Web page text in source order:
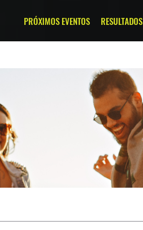
PRÓXIMOS EVENTOS RESULTADOS